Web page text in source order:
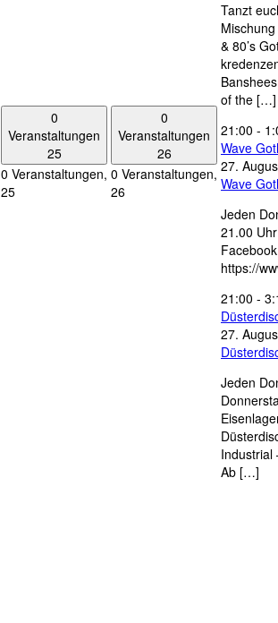
0
Veranstaltungen
25
0 Veranstaltungen,
25
0
Veranstaltungen
26
0 Veranstaltungen,
26
Tanzt
& 80’s
of the […]
21:00 -
Wave
27.
Wave
Jeden
21.00
https://
21:00 -
27.
Jeden
Industrial
Ab […]